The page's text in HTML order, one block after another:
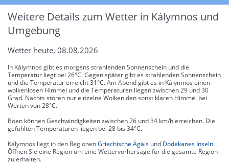
Weitere Details zum Wetter in Kálymnos und
Umgebung
Wetter heute, 08.08.2026
In Kálymnos gibt es morgens strahlenden Sonnenschein und die
Temperatur liegt bei 26°C. Gegen später gibt es strahlenden Sonnenschein
und die Temperatur erreicht 31°C. Am Abend gibt es in Kálymnos einen
wolkenlosen Himmel und die Temperaturen liegen zwischen 29 und 30
Grad. Nachts stören nur einzelne Wolken den sonst klaren Himmel bei
Werten von 28°C.
Böen können Geschwindigkeiten zwischen 26 und 34 km/h erreichen. Die
gefühlten Temperaturen liegen bei 28 bis 34°C.
Kálymnos liegt in den RegionenGriechische Ägäis und Dodekanes Inseln.
Öffnen Sie eine Region um eine Wettervorhersage für die gesamte Region
zu erhalten.